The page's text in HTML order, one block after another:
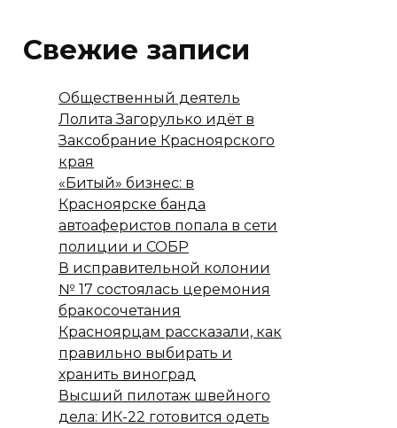
Свежие записи
Общественный деятель
Лолита Загорулько идёт в
Заксобрание Красноярского
края
«Битый» бизнес: в
Красноярске банда
автоаферистов попала в сети
полиции и СОБР
В исправительной колонии
№ 17 состоялась церемония
бракосочетания
Красноярцам рассказали, как
правильно выбирать и
хранить виноград
Высший пилотаж швейного
дела: ИК-22 готовится одеть